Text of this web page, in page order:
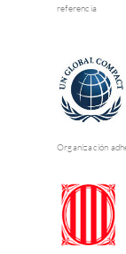
referencia
Organización